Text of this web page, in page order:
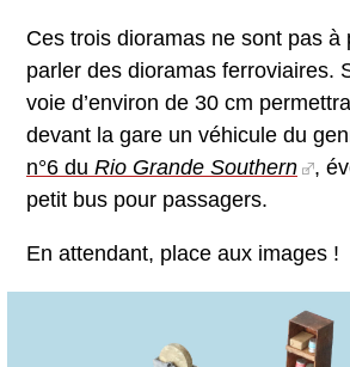
Ces trois dioramas ne sont pas à
parler des dioramas ferroviaires.
voie d’environ de 30 cm
devant la gare un véhicule du
n°6 du Rio Grande Southern
,
petit bus pour passagers.
En attendant, place aux images !